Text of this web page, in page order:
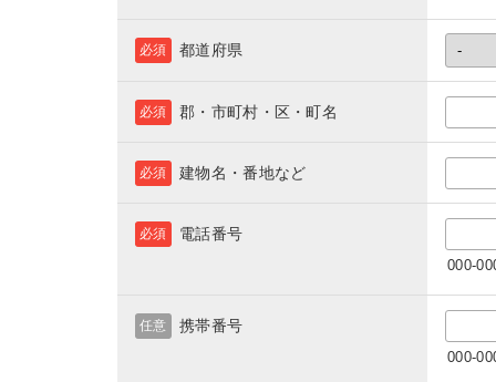
都道府県
必須
郡・市町村・区・町名
必須
建物名・番地など
必須
電話番号
必須
000-
携帯番号
任意
000-